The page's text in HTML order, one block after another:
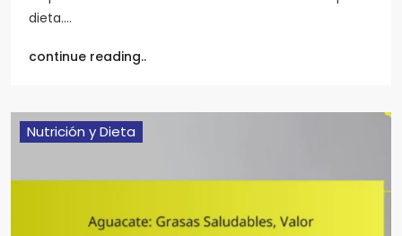
dieta.…
continue reading..
Nutrición y Dieta